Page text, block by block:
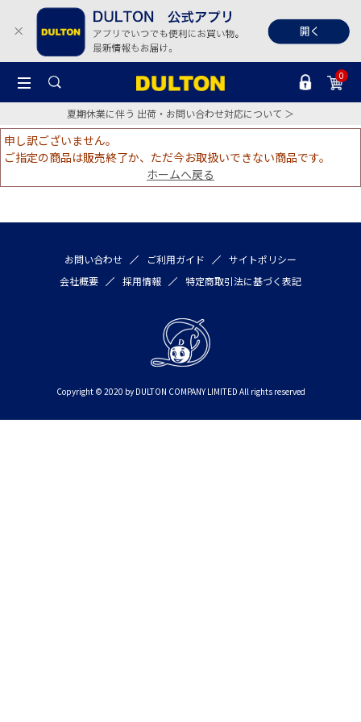
0
夏期休業に伴う 出荷・お問い合わせ対応について ＞
申し訳ございません。
ご指定の商品は販売終了か、ただ今お取扱いできない商品です。
ホームへ戻る
お問い合わせ ご利用ガイド
サイトポリシー
会社概要
採用情報 特定商取引法に基づく表記
Copyright © 2020 by DULTON COMPANY LIMITED All rights reserved